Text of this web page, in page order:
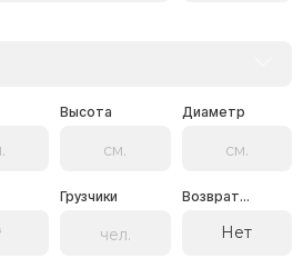
Высота Диаметр
Грузчики Возврат...
Нет